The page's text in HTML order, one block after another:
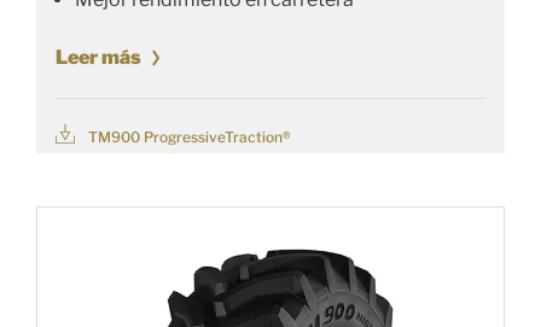
Leer más
TM900 ProgressiveTraction®